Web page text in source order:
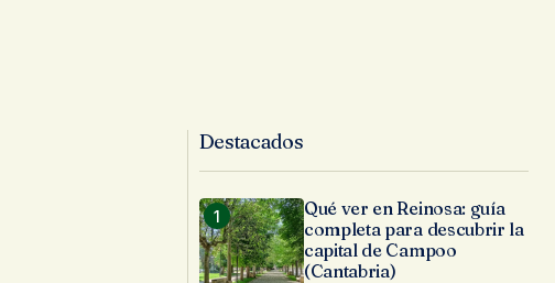
Destacados
Qué ver en Reinosa: guía
completa para descubrir la
capital de Campoo
(Cantabria)